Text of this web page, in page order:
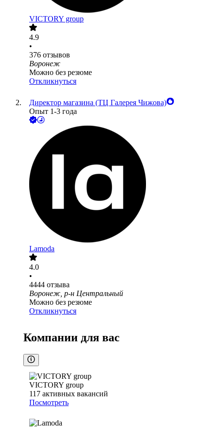
VICTORY group
4.9
•
376 отзывов
Воронеж
Можно без резюме
Откликнуться
Директор магазина (ТЦ Галерея Чижова)
Опыт 1-3 года
Lamoda
4.0
•
4444 отзыва
Воронеж, р-н Центральный
Можно без резюме
Откликнуться
Компании для вас
VICTORY group
117 активных вакансий
Посмотреть